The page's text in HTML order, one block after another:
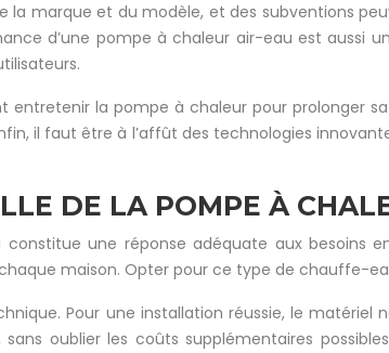
la marque et du modèle, et des subventions
d’une pompe à chaleur air-eau est aussi
la pompe à chaleur pour prolonger
il faut être à l’affût des technologies
DE LA POMPE À
une réponse adéquate aux besoins
maison. Opter pour ce type de chauffe-
Pour une installation réussie, le
oublier les coûts supplémentaires